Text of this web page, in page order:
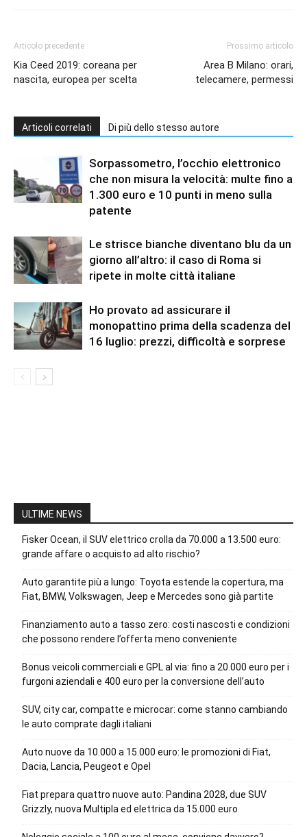
Articolo precedente
Kia Ceed 2019: coreana per
nascita, europea per scelta
Prossimo articolo
Area B Milano: orari,
telecamere, permessi
Articoli correlati Di più dello stesso autore
Sorpassometro, l’occhio elettronico
che non misura la velocità: multe fino a
1.300 euro e 10 punti in meno sulla
patente
Le strisce bianche diventano blu da un
giorno all’altro: il caso di Roma si
ripete in molte città italiane
Ho provato ad assicurare il
monopattino prima della scadenza del
16 luglio: prezzi, difficoltà e sorprese
ULTIME NEWS
Fisker Ocean, il SUV elettrico crolla da 70.000 a 13.500 euro:
grande affare o acquisto ad alto rischio?
Auto garantite più a lungo: Toyota estende la copertura, ma
Fiat, BMW, Volkswagen, Jeep e Mercedes sono già partite
Finanziamento auto a tasso zero: costi nascosti e condizioni
che possono rendere l’offerta meno conveniente
Bonus veicoli commerciali e GPL al via: fino a 20.000 euro per i
furgoni aziendali e 400 euro per la conversione dell’auto
SUV, city car, compatte e microcar: come stanno cambiando
le auto comprate dagli italiani
Auto nuove da 10.000 a 15.000 euro: le promozioni di Fiat,
Dacia, Lancia, Peugeot e Opel
Fiat prepara quattro nuove auto: Pandina 2028, due SUV
Grizzly, nuova Multipla ed elettrica da 15.000 euro